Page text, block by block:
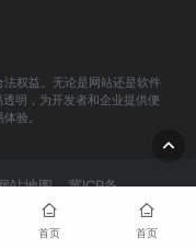
权益。无论是网站还是软件
明，为开发者和企业提供便
验。
站地图
冀ICP备
首页 首页